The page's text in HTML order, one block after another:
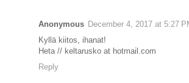
Anonymous December 4, 2017 at 5:27
Kyllä kiitos, ihanat!
Heta // keltarusko at hotmail.com
Reply